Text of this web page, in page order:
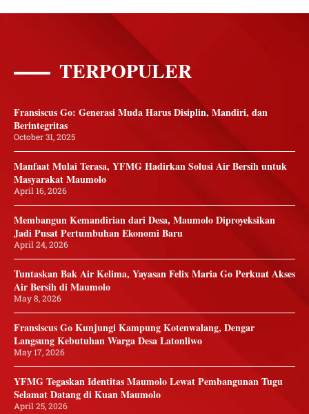
TERPOPULER
Fransiscus Go: Generasi Muda Harus Disiplin, Mandiri, dan
Berintegritas
October 31, 2025
Manfaat Mulai Terasa, YFMG Hadirkan Solusi Air Bersih untuk
Masyarakat Maumolo
April 16, 2026
Membangun Kemandirian dari Desa, Maumolo Diproyeksikan
Jadi Pusat Pertumbuhan Ekonomi Baru
April 24, 2026
Tuntaskan Bak Air Kelima, Yayasan Felix Maria Go Perkuat Akses
Air Bersih di Maumolo
May 8, 2026
Fransiscus Go Kunjungi Kampung Kotenwalang, Dengar
Langsung Kebutuhan Warga Desa Latonliwo
May 17, 2026
YFMG Tegaskan Identitas Maumolo Lewat Pembangunan Tugu
Selamat Datang di Kuan Maumolo
April 25, 2026